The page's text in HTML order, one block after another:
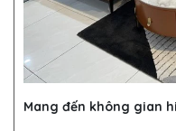
Mang đến không gian